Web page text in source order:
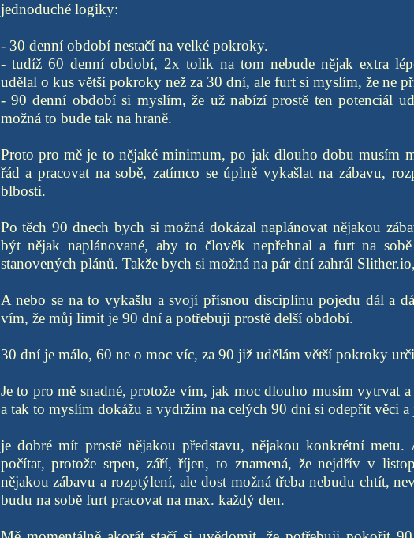
jednoduché logiky:
- 30 denní období nestačí na velké pokroky.
- tudíž 60 denní období, 2x tolik na tom nebude nějak extra
udělal o kus větší pokroky než za 30 dní, ale furt si myslím, že ne
- 90 denní období si myslím, že už nabízí prostě ten potenciál
možná to bude tak na hraně.
Proto pro mě je to nějaké minimum, po jak dlouho dobu musím
řád a pracovat na sobě, zatímco se úplně vykašlat na zábavu,
blbosti.
Po těch 90 dnech bych si možná dokázal naplánovat nějakou
být nějak naplánované, aby to člověk nepřehnal a furt na
stanovených plánů. Takže bych si možná na pár dní zahrál
A nebo se na to vykašlu a svojí přísnou disciplínu pojedu dál a
vím, že můj limit je 90 dní a potřebuji prostě delší období.
30 dní je málo, 60 ne o moc víc, za 90 již udělám větší pokroky
Je to pro mě snadné, protože vím, jak moc dlouho musím vytrvat
a tak to myslím dokážu a vydržím na celých 90 dní si odepřít věci a
je dobré mít prostě nějakou představu, nějakou konkrétní metu.
počítat, protože srpen, září, říjen, to znamená, že nejdřív v
nějakou zábavu a rozptýlení, ale dost možná třeba nebudu chtít,
budu na sobě furt pracovat na max. každý den.